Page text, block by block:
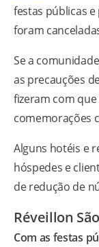
festas públicas
foram
Se a
as precauções
fizeram com
comemorações
Alguns hotéis e
hóspedes e
de redução de
Réveillon
Com as festas